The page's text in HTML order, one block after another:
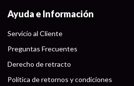
Ayuda e Información
Servicio al Cliente
Preguntas Frecuentes
Derecho de retracto
Política de retornos y condiciones